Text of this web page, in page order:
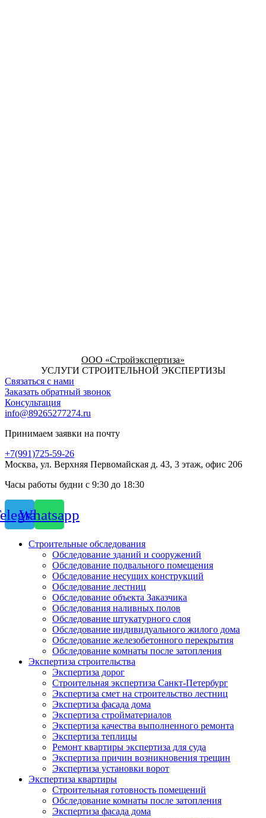
ООО «Стройэкспертиза»
УСЛУГИ СТРОИТЕЛЬНОЙ ЭКСПЕРТИЗЫ
Связаться с нами
Заказать обратный звонок
Консультация
info@89265277274.ru
Принимаем заявки на почту
+7(991)725-59-26
Москва, ул. Верхняя Первомайская д. 43, 3 этаж, офис 206
Часы работы будни с 9:30 до 18:30
Whatsapp
Строительные обследования
Обследование зданий и сооружений
Обследование подвального помещения
Обследование несущих конструкций
Обследование лестниц
Обследование объекта Заказчика
Обследования наливных полов
Обследование штукатурного слоя
Обследование индивидуального жилого дома
Обследование железобетонного перекрытия
Обследование комнаты после затопления
Экспертиза строительства
Экспертиза дорог
Строительная экспертиза Санкт-Петербург
Экспертиза смет на строительство лестниц
Экспертиза фасада дома
Экспертиза стройматериалов
Экспертиза качества выполненного ремонта
Экспертиза теплицы
Ремонт квартиры экспертиза для суда
Экспертиза причин возникновения трещин
Экспертиза установки ворот
Экспертиза квартиры
Строительная готовность помещений
Обследование комнаты после затопления
Экспертиза фасада дома